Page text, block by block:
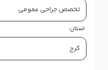
تخصص جراحی عمومی
استان:
کرج